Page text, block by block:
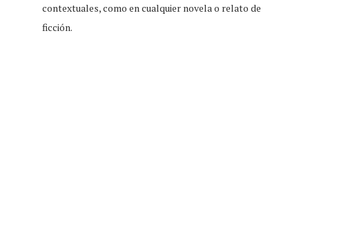
contextuales, como en cualquier novela o relato de
ficción.